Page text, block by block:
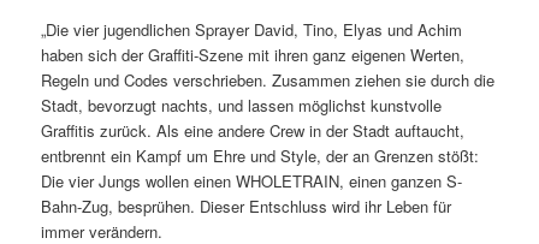
„Die vier jugendlichen Sprayer David, Tino, Elyas und Achim
haben sich der Graffiti-Szene mit ihren ganz eigenen Werten,
Regeln und Codes verschrieben. Zusammen ziehen sie durch die
Stadt, bevorzugt nachts, und lassen möglichst kunstvolle
Graffitis zurück. Als eine andere Crew in der Stadt auftaucht,
entbrennt ein Kampf um Ehre und Style, der an Grenzen stößt:
Die vier Jungs wollen einen WHOLETRAIN, einen ganzen S-
Bahn-Zug, besprühen. Dieser Entschluss wird ihr Leben für
immer verändern.